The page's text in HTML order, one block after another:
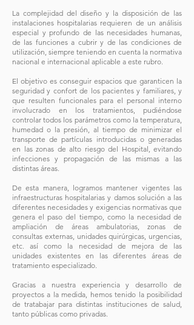
La complejidad del diseño y la disposición de las
instalaciones hospitalarias requieren de un análisis
especial y profundo de las necesidades humanas,
de las funciones a cubrir y de las condiciones de
utilización, siempre teniendo en cuenta la normativa
nacional e internacional aplicable a este rubro.
El objetivo es conseguir espacios que garanticen la
seguridad y confort de los pacientes y familiares, y
que resulten funcionales para el personal interno
involucrado en los tratamientos, pudiéndose
controlar todos los parámetros como la temperatura,
humedad o la presión, al tiempo de minimizar el
transporte de partículas introducidas o generadas
en las zonas de alto riesgo del Hospital, evitando
infecciones y propagación de las mismas a las
distintas áreas.
De esta manera, logramos mantener vigentes las
infraestructuras hospitalarias y damos solución a las
diferentes necesidades y exigencias normativas que
genera el paso del tiempo, como la necesidad de
ampliación de áreas ambulatorias, zonas de
consultas externas, unidades quirúrgicas, urgencias,
etc. así como la necesidad de mejora de las
unidades existentes en las diferentes áreas de
tratamiento especializado.
Gracias a nuestra experiencia y desarrollo de
proyectos a la medida, hemos tenido la posibilidad
de tratabajar para distintas instituciones de salud,
tanto públicas como privadas.